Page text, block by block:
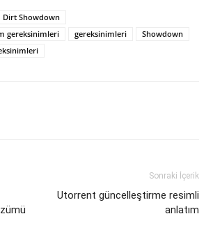
Dirt Showdown
gereksinimleri
gereksinimleri
Showdown
Sonraki İçerik
Utorrent güncelleştirme resimli
anlatım